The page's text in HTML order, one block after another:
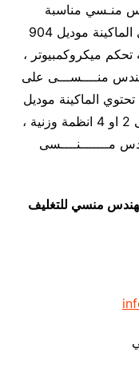
ماركة المهندس منـسي مناسبة
للتعبئة الوزنية للحبوب والبودر ، تحتوي الماكينة موديل 904
ميكروكمبيوتر ،
904 ماركة المهندس منــــســـى على
تحتوي الماكينة موديل
904 ماركة المهندس منـــســـــى على 2 او 4 انظمة وزنية ،
ماركة المهندس مـــــــنــــسى
منسي للتغليف